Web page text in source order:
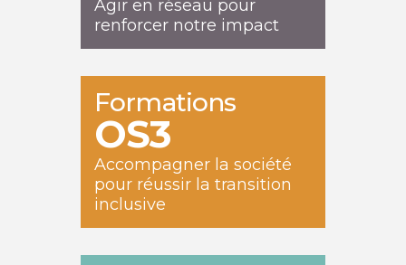
Agir en réseau pour
renforcer notre impact
Formations
OS3
Accompagner la société
pour réussir la transition
inclusive